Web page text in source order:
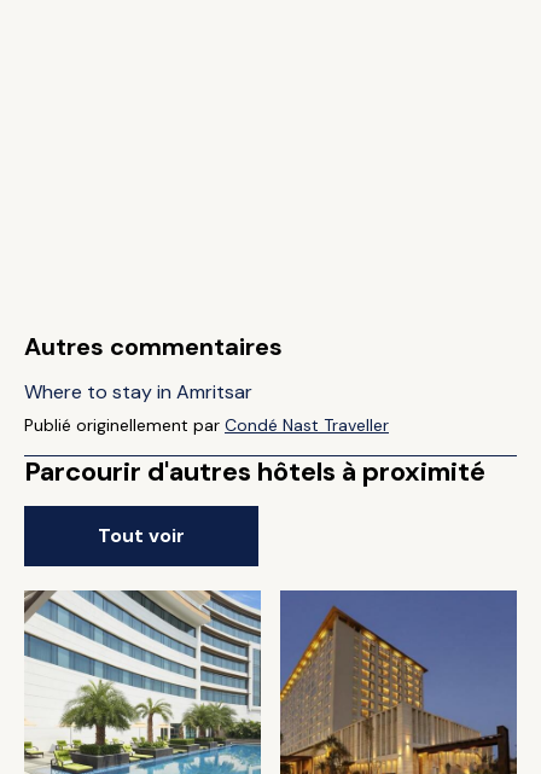
Autres commentaires
Where to stay in Amritsar
Publié originellement par Condé Nast Traveller
Parcourir d'autres hôtels à proximité
Tout voir